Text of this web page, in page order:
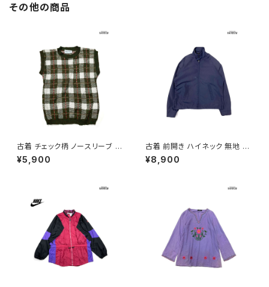
その他の商品
古着 チェック柄 ノースリーブ ベ
スト 緑 (ttu2501125)
¥5,900
古着 前開き ハイネック 無地 長
袖 アウター ライトジャケット 紺
(ttu2509089)
¥8,900